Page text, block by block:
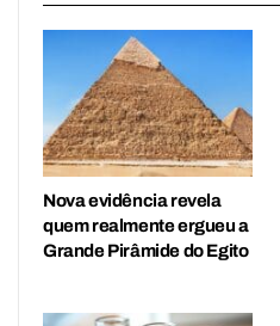
Nova evidência revela
quem realmente ergueu a
Grande Pirâmide do Egito